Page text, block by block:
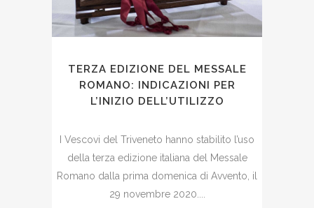
TERZA EDIZIONE DEL MESSALE
ROMANO: INDICAZIONI PER
L’INIZIO DELL’UTILIZZO
I Vescovi del Triveneto hanno stabilito l’uso
della terza edizione italiana del Messale
Romano dalla prima domenica di Avvento, il
29 novembre 2020....